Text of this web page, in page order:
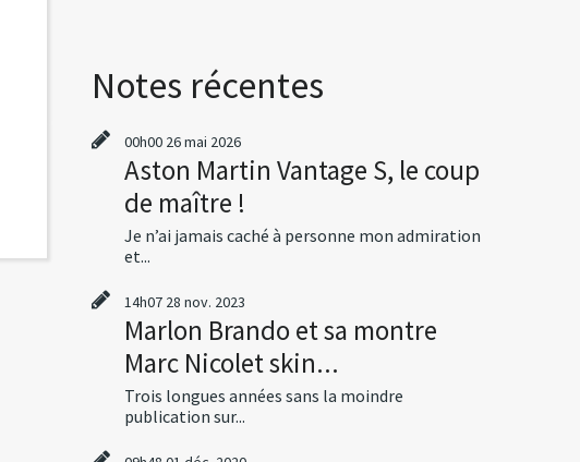
Notes récentes
00h00 26mai 2026
Aston Martin Vantage S, le coup
de maître !
Je n’ai jamais caché à personne mon admiration
et...
14h07 28 nov. 2023
Marlon Brando et sa montre
Marc Nicolet skin...
Trois longues années sans la moindre
publication sur...